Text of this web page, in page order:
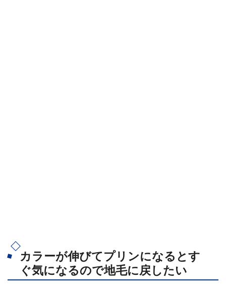
カラーが伸びてプリンになるとす
ぐ気になるので地毛に戻したい